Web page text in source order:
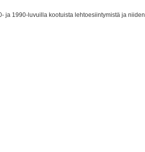
ja 1990-luvuilla kootuista lehtoesiintymistä ja niiden